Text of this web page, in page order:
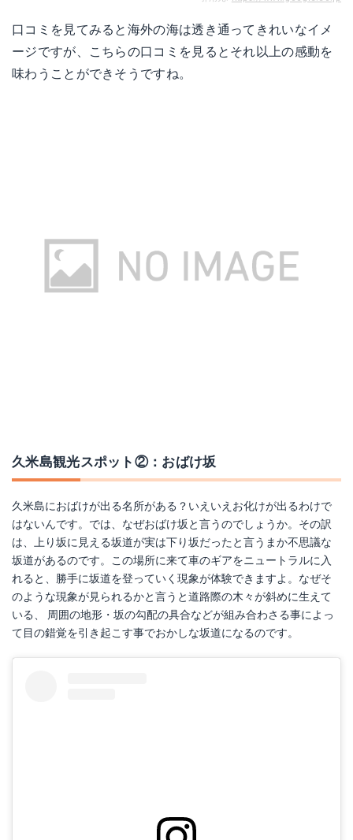
口コミを見てみると海外の海は透き通ってきれいなイメ
ージですが、こちらの口コミを見るとそれ以上の感動を
味わうことができそうですね。
久米島観光スポット②：おばけ坂
久米島におばけが出る名所がある？いえいえお化けが出るわけで
はないんです。では、なぜおばけ坂と言うのでしょうか。その訳
は、上り坂に見える坂道が実は下り坂だったと言うまか不思議な
坂道があるのです。この場所に来て車のギアをニュートラルに入
れると、勝手に坂道を登っていく現象が体験できますよ。なぜそ
のような現象が見られるかと言うと道路際の木々が斜めに生えて
いる、 周囲の地形・坂の勾配の具合などが組み合わさる事によっ
て目の錯覚を引き起こす事でおかしな坂道になるのです。